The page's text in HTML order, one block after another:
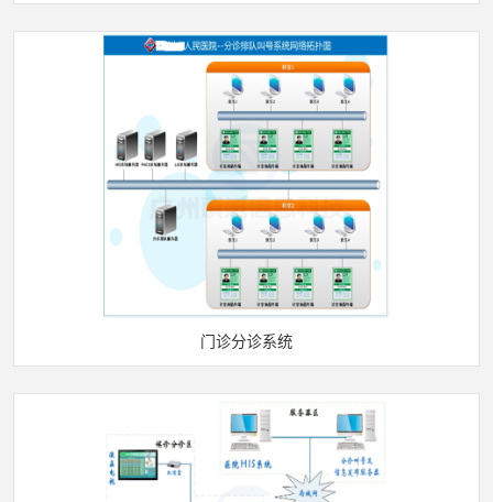
门诊分诊系统